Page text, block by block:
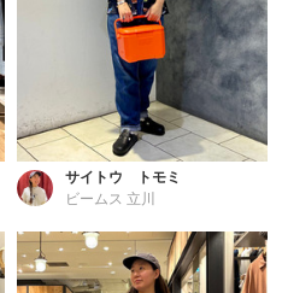
サイトウ トモミ
ビームス 立川